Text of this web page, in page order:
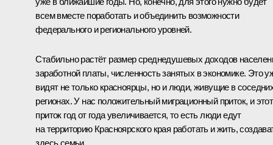
всем вместе поработать и объединить возможности
федерального и регионального уровней.
Стабильно растёт размер среднедушевых доходов
заработной платы, численность занятых в экономике. Это
видят не только красноярцы, но и люди, живущие в
регионах. У нас положительный миграционный приток, и этот
приток год от года увеличивается, то есть люди едут
на территорию Красноярского края работать и жить,
здесь семьи.